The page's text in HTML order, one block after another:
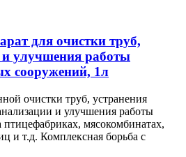
для очистки труб,
и улучшения работы
сооружений, 1л
очистки труб, устранения
и улучшения работы
мясокомбинатах,
и т.д. Комплексная борьба с